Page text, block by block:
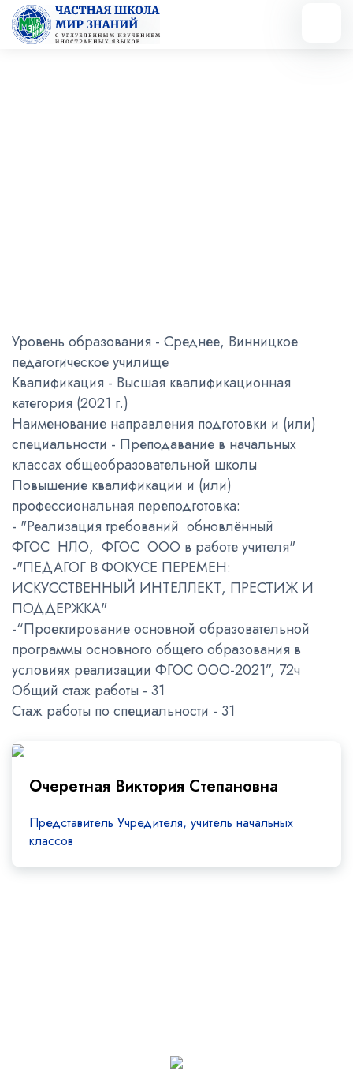
Уровень образования - Среднее, Винницкое
педагогическое училище
Квалификация - Высшая квалификационная
категория (2021 г.)
Наименование направления подготовки и (или)
специальности - Преподавание в начальных
классах общеобразовательной школы
Повышение квалификации и (или)
профессиональная переподготовка:
- "Реализация требований обновлённый
ФГОС НЛО, ФГОС ООО в работе учителя"
-"ПЕДАГОГ В ФОКУСЕ ПЕРЕМЕН:
ИСКУССТВЕННЫЙ ИНТЕЛЛЕКТ, ПРЕСТИЖ И
ПОДДЕРЖКА"
-“Проектирование основной образовательной
программы основного общего образования в
условиях реализации ФГОС ООО-2021”, 72ч
Общий стаж работы - 31
Стаж работы по специальности - 31
Очеретная Виктория Степановна
Представитель Учредителя, учитель начальных
классов